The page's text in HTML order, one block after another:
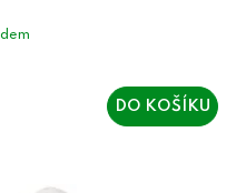
DO KOŠÍKU